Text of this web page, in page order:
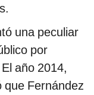
una peculiar
por
año 2014,
que Fernández